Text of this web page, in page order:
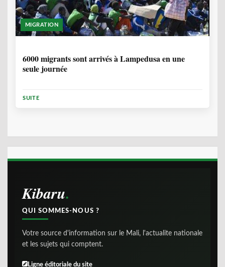
MIGRATION
6000 migrants sont arrivés à Lampedusa en une
seule journée
SUITE
Kibaru
QUI SOMMES-NOUS ?
Votre source d'information sur le Mali, l'actualite nationale
et les sujets qui comptent.
Ligne éditoriale du site